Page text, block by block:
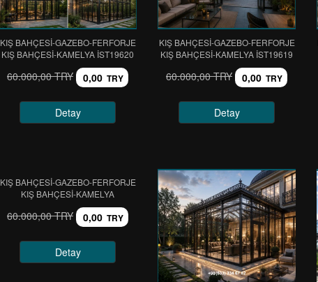
KIŞ BAHÇESİ-GAZEBO-FERFORJE
KIŞ BAHÇESİ-KAMELYA IST19620
60.000,00 TRY 0,00 TRY
Detay
KIŞ BAHÇESİ-GAZEBO-FERFORJE
KIŞ BAHÇESİ-KAMELYA IST19619
60.000,00 TRY 0,00 TRY
Detay
KIŞ BAHÇESİ-GAZEBO-FERFORJE
KIŞ BAHÇESİ-KAMELYA
60.000,00 TRY 0,00 TRY
Detay